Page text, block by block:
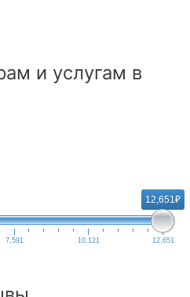
и услугам в
12,651₽
7,591 10,121 12,651